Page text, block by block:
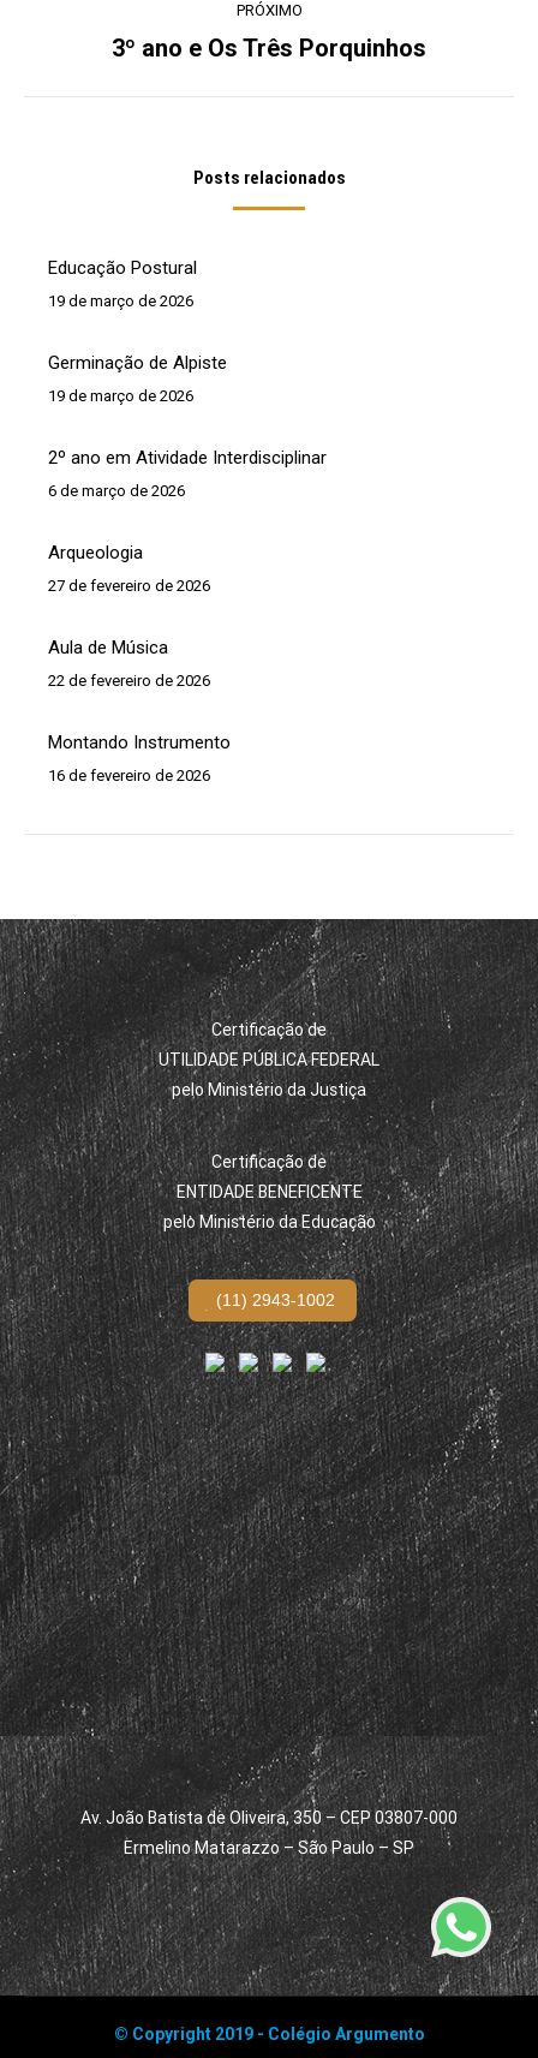
PRÓXIMO
Próximo
3º ano e Os Três Porquinhos
Posts relacionados
Educação Postural
19 de março de 2026
Germinação de Alpiste
19 de março de 2026
2º ano em Atividade Interdisciplinar
6 de março de 2026
Arqueologia
27 de fevereiro de 2026
Aula de Música
22 de fevereiro de 2026
Montando Instrumento
16 de fevereiro de 2026
Certificação de
UTILIDADE PÚBLICA FEDERAL
pelo Ministério da Justiça
Certificação de
ENTIDADE BENEFICENTE
pelo Ministério da Educação
(11) 2943-1002
Av. João Batista de Oliveira, 350 – CEP 03807-000
Ermelino Matarazzo – São Paulo – SP
© Copyright 2019 - Colégio Argumento